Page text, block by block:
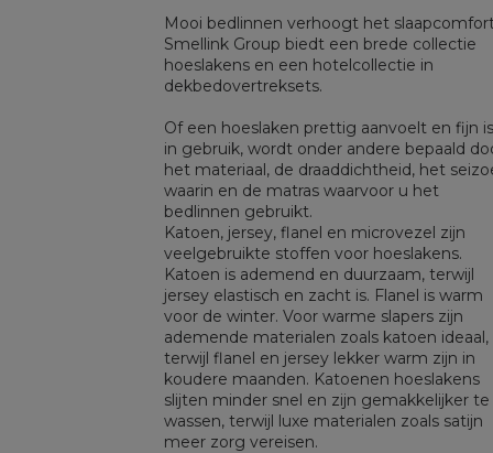
Mooi bedlinnen verhoogt het
Smellink Group biedt een brede collectie
hoeslakens en een hotelcollectie in
dekbedovertreksets.
Of een hoeslaken prettig aanvoelt en fijn is
in gebruik, wordt onder andere bepaald
het materiaal, de draaddichtheid, het
waarin en de matras waarvoor u het
bedlinnen gebruikt.
Katoen, jersey, flanel en microvezel zijn
veelgebruikte stoffen voor hoeslakens.
Katoen is ademend en duurzaam, terwijl
jersey elastisch en zacht is. Flanel is warm
voor de winter. Voor warme slapers zijn
ademende materialen zoals katoen ideaal,
terwijl flanel en jersey lekker warm zijn in
koudere maanden. Katoenen hoeslakens
slijten minder snel en zijn gemakkelijker te
wassen, terwijl luxe materialen zoals satijn
meer zorg vereisen.